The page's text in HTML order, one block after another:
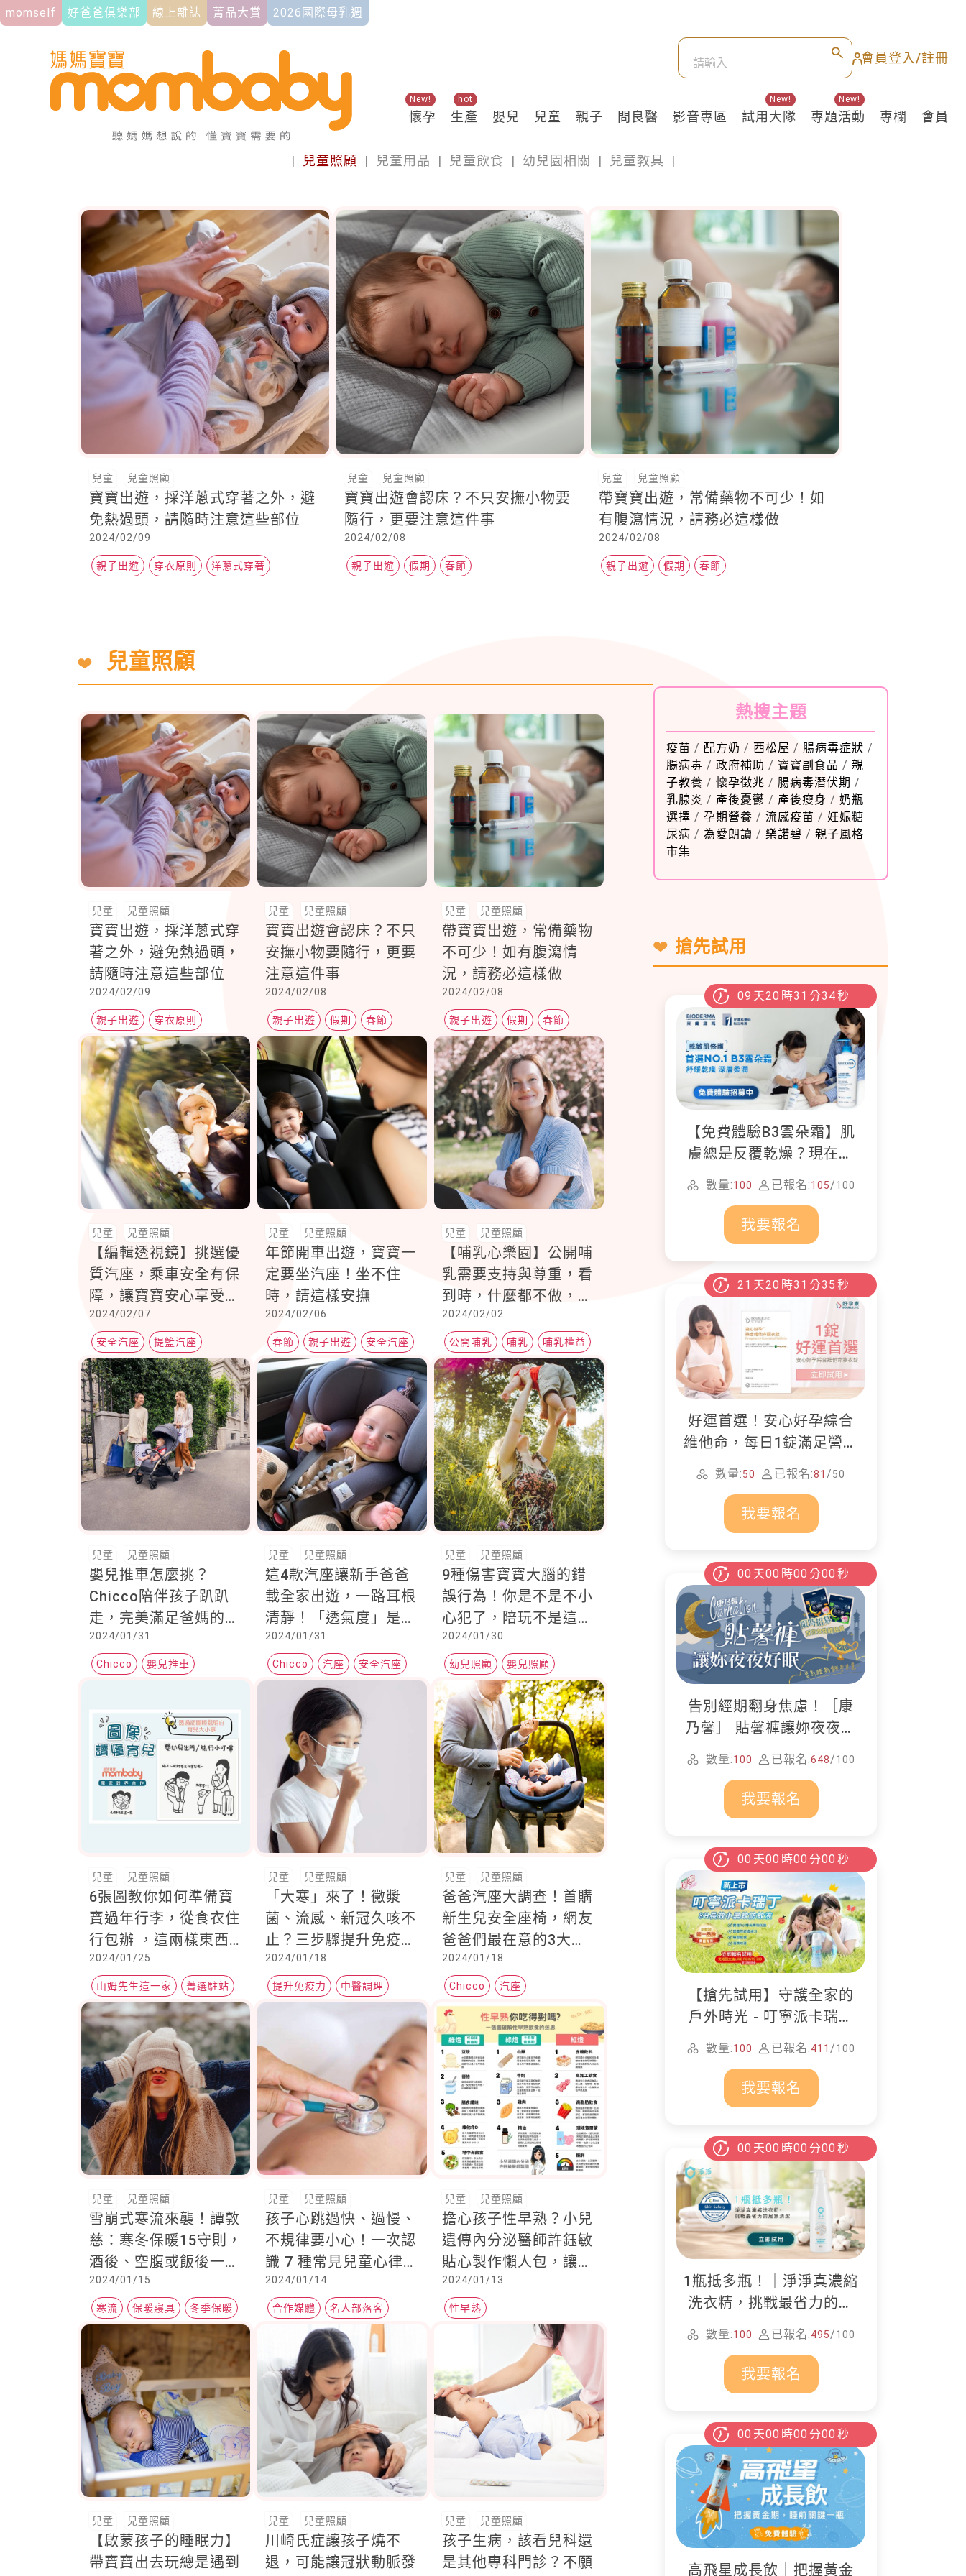
momself 好爸爸俱樂部 線上雜誌 菁品大賞 2026國際母乳週
會員登入/註冊
懷孕
New!
生產
hot
嬰兒 兒童 親子 問良醫 影音專區 試用大隊
New!
專題活動
New!
專欄 會員
兒童
| 兒童照顧 | 兒童用品 | 兒童飲食 | 幼兒園相關 | 兒童教具 |
兒童 兒童照顧
寶寶出遊，採洋蔥式穿著之外，避
免熱過頭，請隨時注意這些部位
2024/02/09
親子出遊 穿衣原則 洋蔥式穿著
兒童 兒童照顧
寶寶出遊會認床？不只安撫小物要
隨行，更要注意這件事
2024/02/08
親子出遊 假期 春節
兒童 兒童照顧
帶寶寶出遊，常備藥物不可少！如
有腹瀉情況，請務必這樣做
2024/02/08
親子出遊 假期 春節
兒童照顧
兒童 兒童照顧
寶寶出遊，採洋蔥式穿
著之外，避免熱過頭，
請隨時注意這些部位
2024/02/09
親子出遊 穿衣原則
洋蔥式穿著
兒童 兒童照顧
寶寶出遊會認床？不只
安撫小物要隨行，更要
注意這件事
2024/02/08
親子出遊 假期 春節
兒童 兒童照顧
帶寶寶出遊，常備藥物
不可少！如有腹瀉情
況，請務必這樣做
2024/02/08
親子出遊 假期 春節
兒童 兒童照顧
【編輯透視鏡】挑選優
質汽座，乘車安全有保
障，讓寶寶安心享受旅
途樂趣
2024/02/07
安全汽座 提籃汽座
後向式
兒童 兒童照顧
年節開車出遊，寶寶一
定要坐汽座！坐不住
時，請這樣安撫
2024/02/06
春節 親子出遊 安全汽座
兒童 兒童照顧
【哺乳心樂園】公開哺
乳需要支持與尊重，看
到時，什麼都不做，就
是最大的支持！
2024/02/02
公開哺乳 哺乳 哺乳權益
兒童 兒童照顧
嬰兒推車怎麼挑？
Chicco陪伴孩子趴趴
走，完美滿足爸媽的育
兒需求！
2024/01/31
Chicco 嬰兒推車
兒童 兒童照顧
這4款汽座讓新手爸爸
載全家出遊，一路耳根
清靜！「透氣度」是關
鍵
2024/01/31
Chicco 汽座 安全汽座
兒童 兒童照顧
9種傷害寶寶大腦的錯
誤行為！你是不是不小
心犯了，陪玩不是這樣
玩 ，副食品軟硬影響
孩子的語言能力
2024/01/30
幼兒照顧 嬰兒照顧
營養品
兒童 兒童照顧
6張圖教你如何準備寶
寶過年行李，從食衣住
行包辦 ，這兩樣東西
多準備 ，以備不時之
需
2024/01/25
山姆先生這一家 菁選駐站
過年
兒童 兒童照顧
「大寒」來了！黴漿
菌、流感、新冠久咳不
止？三步驟提升免疫力
， 中醫師：多吃黑色
食物，睡前多按雙腳
2024/01/18
提升免疫力 中醫調理
兒童 兒童照顧
爸爸汽座大調查！首購
新生兒安全座椅，網友
爸爸們最在意的3大重
點 (內有選手)
2024/01/18
Chicco 汽座
兒童 兒童照顧
雪崩式寒流來襲！譚敦
慈：寒冬保暖15守則，
酒後、空腹或飯後一小
時內，都不建議做「這
件事」
2024/01/15
寒流 保暖寢具 冬季保暖
兒童 兒童照顧
孩子心跳過快、過慢、
不規律要小心！一次認
識 7 種常見兒童心律不
整疾病
2024/01/14
合作媒體 名人部落客
Heho健康
兒童 兒童照顧
擔心孩子性早熟？小兒
遺傳內分泌醫師許鈺敏
貼心製作懶人包，讓你
一圖明白！
2024/01/13
性早熟
兒童 兒童照顧
【啟蒙孩子的睡眠力】
帶寶寶出去玩總是遇到
兒童 兒童照顧
川崎氏症讓孩子燒不
退，可能讓冠狀動脈發
兒童 兒童照顧
孩子生病，該看兒科還
是其他專科門診？不願
熱搜主題
疫苗 / 配方奶 / 西松屋 / 腸病毒症狀 /
腸病毒 / 政府補助 / 寶寶副食品 / 親
子教養 / 懷孕徵兆 / 腸病毒潛伏期 /
乳腺炎 / 產後憂鬱 / 產後瘦身 / 奶瓶
選擇 / 孕期營養 / 流感疫苗 / 妊娠糖
尿病 / 為愛朗讀 / 樂諾碧 / 親子風格
市集
搶先試用
09 天20 時31 分32秒
【免費體驗B3雲朵霜】肌
膚總是反覆乾燥？現在就
加入貝膚黛瑪修護體驗計
畫！
數量:100 已報名:105/100
我要報名
21 天20 時31 分33 秒
好運首選！安心好孕綜合
維他命，每日1錠滿足營養
所需
數量:50 已報名:81 /50
我要報名
00 天00 時00 分00 秒
告別經期翻身焦慮！［康
乃馨］ 貼馨褲讓妳夜夜好
數量:100 已報名:648/100
我要報名
00 天00 時00 分00 秒
【搶先試用】守護全家的
戶外時光 - 叮寧派卡瑞丁
防蚊液
數量:100 已報名:411 /100
我要報名
00 天00 時00 分00 秒
1瓶抵多瓶！｜淨淨真濃縮
洗衣精，挑戰最省力的居
家清潔
數量:100 已報名:495/100
我要報名
00 天00 時00 分00 秒
高飛星成長飲｜把握黃金